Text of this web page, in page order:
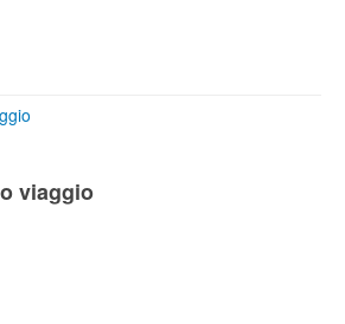
viaggio